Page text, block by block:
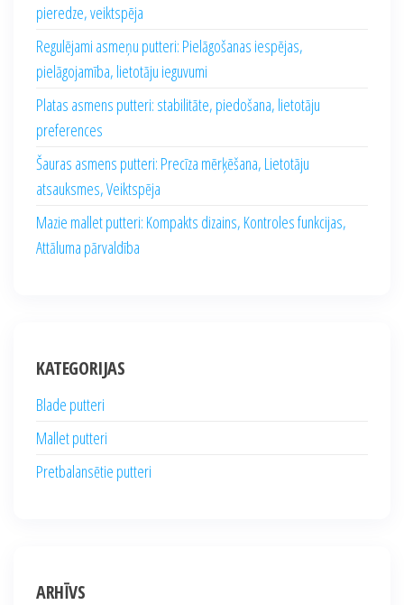
pieredze, veiktspēja
Regulējami asmeņu putteri: Pielāgošanas iespējas,
pielāgojamība, lietotāju ieguvumi
Platas asmens putteri: stabilitāte, piedošana, lietotāju
preferences
Šauras asmens putteri: Precīza mērķēšana, Lietotāju
atsauksmes, Veiktspēja
Mazie mallet putteri: Kompakts dizains, Kontroles funkcijas,
Attāluma pārvaldība
KATEGORIJAS
Blade putteri
Mallet putteri
Pretbalansētie putteri
ARHĪVS